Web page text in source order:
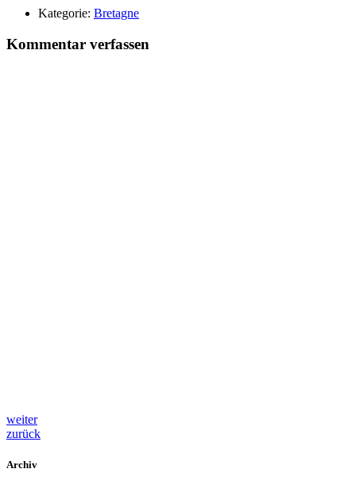
Kategorie: Bretagne
Kommentar verfassen
weiter
zurück
Archiv